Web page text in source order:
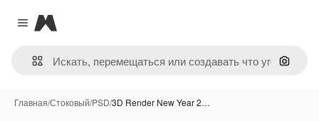
Close menu
Magnific
Поиск
Главная/Стоковый/PSD/3D Render New Year 2…